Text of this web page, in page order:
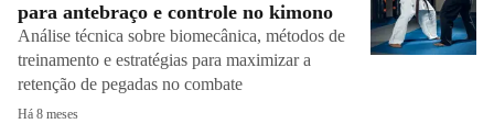
para antebraço e controle no kimono
Análise técnica sobre biomecânica, métodos de
treinamento e estratégias para maximizar a
retenção de pegadas no combate
Há 8 meses